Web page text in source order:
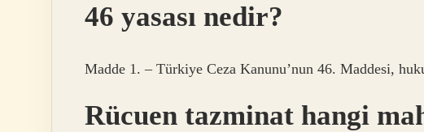
46 yasası nedir?
Madde 1. – Türkiye Ceza Kanunu’nun 46. Maddesi,
Rücuen tazminat hangi